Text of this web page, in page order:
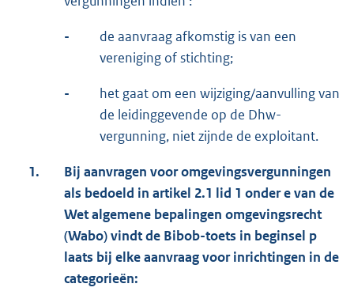
-
de aanvraag afkomstig is van een
vereniging of stichting;
-
het gaat om een wijziging/aanvulling van
de leidinggevende op de Dhw-
vergunning, niet zijnde de exploitant.
1.
Bij aanvragen voor omgevingsvergunningen
als bedoeld in artikel 2.1 lid 1 onder e van de
Wet algemene bepalingen omgevingsrecht
(Wabo) vindt de Bibob-toets in beginsel p
laats bij elke aanvraag voor inrichtingen in de
categorieën: